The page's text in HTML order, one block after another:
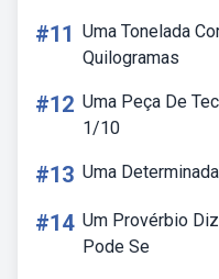
#11 Uma Tonelada
Quilogramas
#12 Uma Peça De
1/10
#13 Uma
#14 Um Provérbio
Pode Se